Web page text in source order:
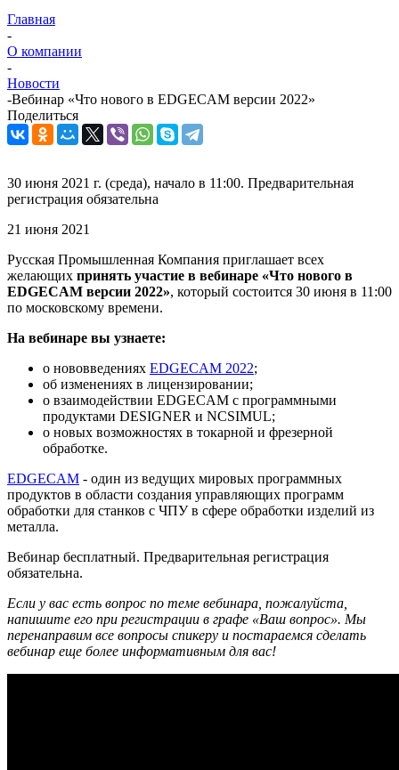
Главная
-
О компании
-
Новости
-Вебинар «Что нового в EDGECAM версии 2022»
Поделиться
30 июня 2021 г. (среда), начало в 11:00. Предварительная
регистрация обязательна
21 июня 2021
Русская Промышленная Компания приглашает всех
желающих принять участие в вебинаре «Что нового в
EDGECAM версии 2022», который состоится 30 июня в 11:00
по московскому времени.
На вебинаре вы узнаете:
о нововведениях EDGECAM 2022;
об изменениях в лицензировании;
о взаимодействии EDGECAM с программными
продуктами DESIGNER и NCSIMUL;
о новых возможностях в токарной и фрезерной
обработке.
EDGECAM - один из ведущих мировых программных
продуктов в области создания управляющих программ
обработки для станков с ЧПУ в сфере обработки изделий из
металла.
Вебинар бесплатный. Предварительная регистрация
обязательна.
Если у вас есть вопрос по теме вебинара, пожалуйста,
напишите его при регистрации в графе «Ваш вопрос». Мы
перенаправим все вопросы спикеру и постараемся сделать
вебинар еще более информативным для вас!